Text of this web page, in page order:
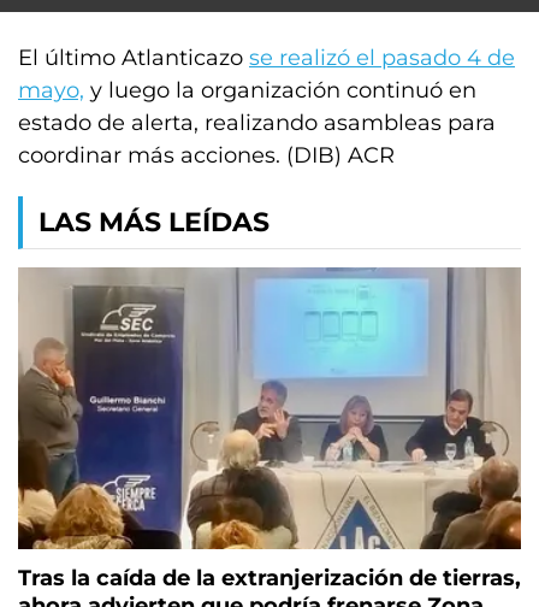
El último Atlanticazo se realizó el pasado 4 de
mayo, y luego la organización continuó en
estado de alerta, realizando asambleas para
coordinar más acciones. (DIB) ACR
LAS MÁS LEÍDAS
Tras la caída de la extranjerización de tierras,